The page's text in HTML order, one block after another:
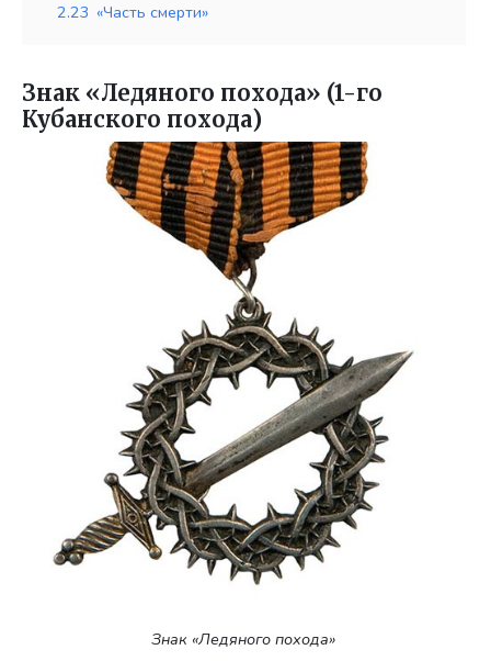
2.23 «Часть смерти»
Знак «Ледяного похода» (1-го
Кубанского похода)
Знак «Ледяного похода»